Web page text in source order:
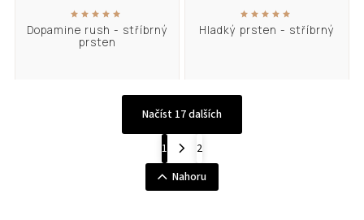
Dopamine rush - stříbrný
prsten
Hladký prsten - stříbrný
Načíst 17 dalších
1
2
Nahoru